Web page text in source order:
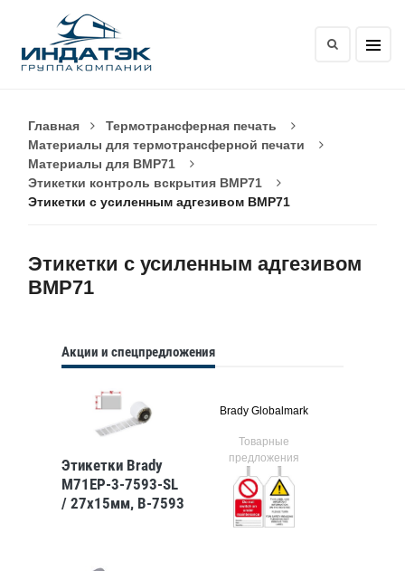
Главная
Термотрансферная печать
Материалы для термотрансферной печати
Материалы для BMP71
Этикетки контроль вскрытия BMP71
Этикетки с усиленным адгезивом BMP71
Этикетки с усиленным адгезивом
BMP71
Акции и спецпредложения
Этикетки Brady
M71EP-3-7593-SL
/ 27x15мм, B-7593
Brady Globalmark
Товарные
предложения